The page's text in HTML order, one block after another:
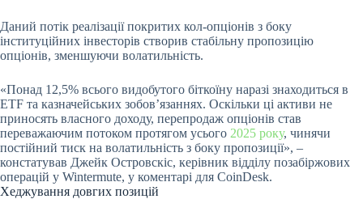
Даний потік реалізації покритих кол-опціонів з боку
інституційних інвесторів створив стабільну пропозицію
опціонів, зменшуючи волатильність.
«Понад 12,5% всього видобутого біткоїну наразі знаходиться в
ETF та казначейських зобов’язаннях. Оскільки ці активи не
приносять власного доходу, перепродаж опціонів став
переважаючим потоком протягом усього 2025 року, чинячи
постійний тиск на волатильність з боку пропозиції», –
констатував Джейк Островскіс, керівник відділу позабіржових
операцій у Wintermute, у коментарі для CoinDesk.
Хеджування довгих позицій